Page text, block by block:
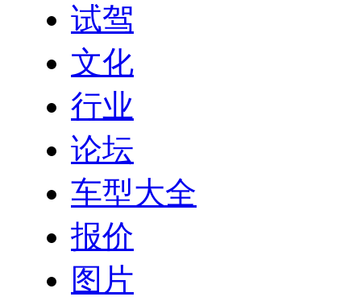
试驾
文化
行业
论坛
车型大全
报价
图片